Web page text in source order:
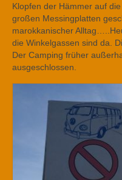
Klopfen der Hämmer auf
großen Messingplatten
marokkanischer
die Winkelgassen sind da.
Der Camping früher
ausgeschlossen.